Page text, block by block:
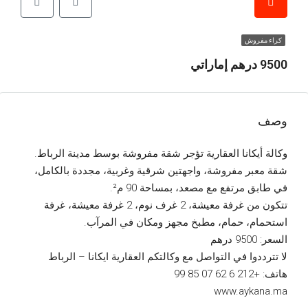
كراء مفروش
9500 درهم إماراتي
وصف
وكالة أيكانا العقارية تؤجر شقة مفروشة بوسط مدينة الرباط.
شقة معبر مفروشة، واجهتين شرقية وغربية، مجددة بالكامل،
في طابق مرتفع مع مصعد، بمساحة 90 م².
تتكون من غرفة معيشة، 2 غرف نوم، 2 غرفة معيشة، غرفة
استحمام، حمام، مطبخ مجهز ومكان في المرآب.
السعر: 9500 درهم
لا تترددوا في التواصل مع وكالتكم العقارية ايكانا – الرباط
هاتف: +212 6 62 07 85 99
www.aykana.ma